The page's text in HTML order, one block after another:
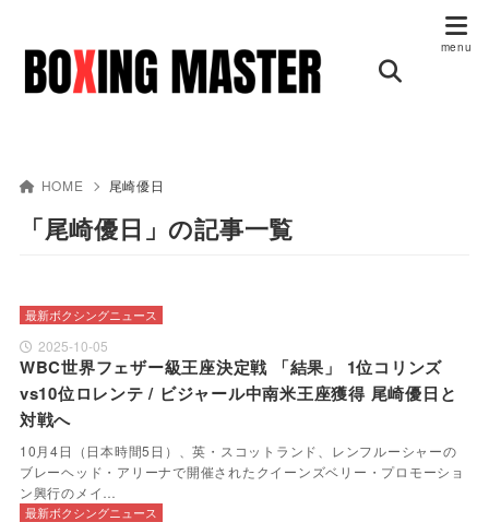
HOME 尾崎優日
「尾崎優日」の記事一覧
最新ボクシングニュース
2025-10-05
WBC世界フェザー級王座決定戦 「結果」 1位コリンズ
vs10位ロレンテ / ビジャール中南米王座獲得 尾崎優日と
対戦へ
10月4日（日本時間5日）、英・スコットランド、レンフルーシャーの
ブレーヘッド・アリーナで開催されたクイーンズベリー・プロモーショ
ン興行のメイ…
最新ボクシングニュース